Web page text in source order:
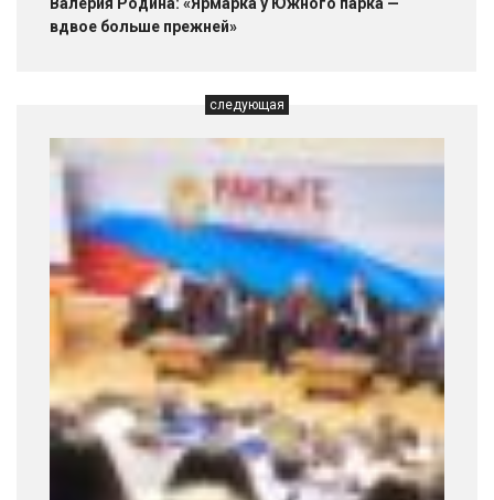
вдвое больше прежней»
следующая